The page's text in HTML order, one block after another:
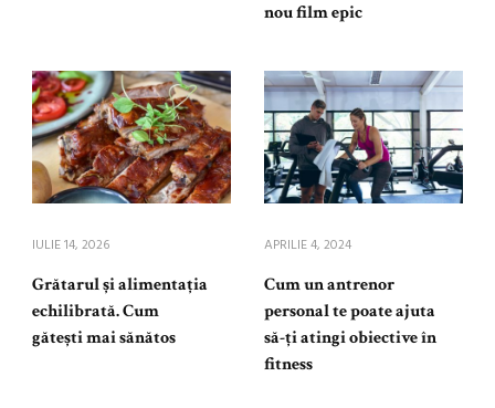
nou film epic
IULIE 14, 2026
Grătarul și alimentația
echilibrată. Cum
gătești mai sănătos
APRILIE 4, 2024
Cum un antrenor
personal te poate ajuta
să-ți atingi obiective în
fitness